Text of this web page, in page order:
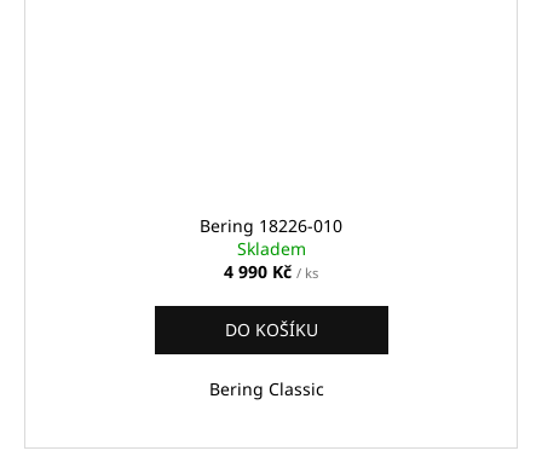
Bering 18226-010
Skladem
4 990 Kč / ks
DO KOŠÍKU
Bering Classic